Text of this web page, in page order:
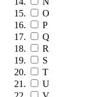
O
P
Q
R
S
T
U